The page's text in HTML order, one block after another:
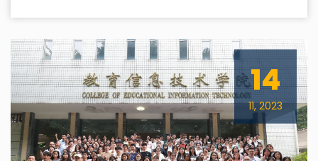
14
11, 2023